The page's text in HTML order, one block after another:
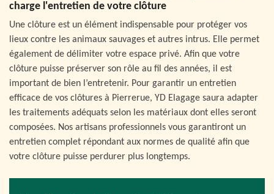
charge l'entretien de votre clôture
Une clôture est un élément indispensable pour protéger vos
lieux contre les animaux sauvages et autres intrus. Elle permet
également de délimiter votre espace privé. Afin que votre
clôture puisse préserver son rôle au fil des années, il est
important de bien l’entretenir. Pour garantir un entretien
efficace de vos clôtures à Pierrerue, YD Elagage saura adapter
les traitements adéquats selon les matériaux dont elles seront
composées. Nos artisans professionnels vous garantiront un
entretien complet répondant aux normes de qualité afin que
votre clôture puisse perdurer plus longtemps.